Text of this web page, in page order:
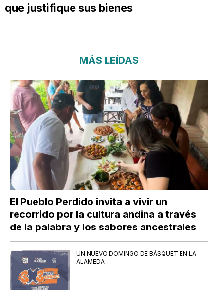
que justifique sus bienes
MÁS LEÍDAS
El Pueblo Perdido invita a vivir un
recorrido por la cultura andina a través
de la palabra y los sabores ancestrales
UN NUEVO DOMINGO DE BÁSQUET EN LA
ALAMEDA